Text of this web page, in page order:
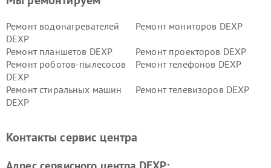
Ремонт водонагревателей
DEXP
Ремонт мониторов DEXP
Ремонт планшетов DEXP
Ремонт проекторов DEXP
Ремонт роботов-пылесосов
DEXP
Ремонт телефонов DEXP
Ремонт стиральных машин
DEXP
Ремонт телевизоров DEXP
Ремонт серверов DEXP
Ремонт мини пк DEXP
Контакты сервис центра